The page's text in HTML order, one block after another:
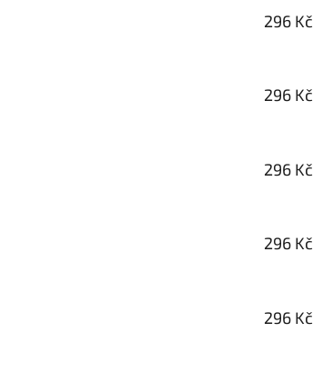
296 Kč
296 Kč
296 Kč
296 Kč
296 Kč